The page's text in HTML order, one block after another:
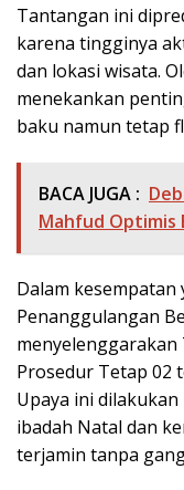
Tantangan ini
karena tingginya
dan lokasi wisata.
menekankan
baku namun tetap
BACA JUGA :
Mahfud Optimis
​Dalam kesempatan
Penanggulangan
menyelenggarakan
Prosedur Tetap 02
Upaya ini
ibadah Natal dan
terjamin tanpa